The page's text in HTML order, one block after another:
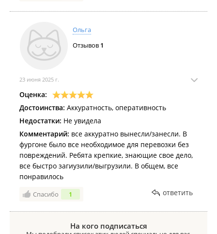
Будем обращаться еще.
Однозначно рекомендую!
Ольга
Отзывов 1
23 июня 2025 г.
Оценка:
Достоинства: Аккуратность, оперативность
Недостатки: Не увидела
Комментарий: все аккуратно вынесли/занесли. В
фургоне было все необходимое для перевозки без
повреждений. Ребята крепкие, знающие свое дело,
все быстро загиузили/выгрузили. В общем, все
понравилось
Спасибо 1 ответить
На кого подписаться